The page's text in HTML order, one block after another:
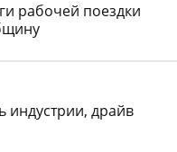
рабочей поездки
индустрии, драйв